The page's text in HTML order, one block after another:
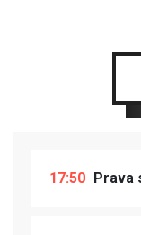
17:50 Prava